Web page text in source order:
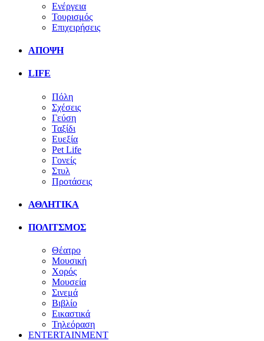
Ενέργεια
Τουρισμός
Επιχειρήσεις
ΑΠΟΨΗ
LIFE
Πόλη
Σχέσεις
Γεύση
Ταξίδι
Ευεξία
Pet Life
Γονείς
Στυλ
Προτάσεις
ΑΘΛΗΤΙΚΑ
ΠΟΛΙΤΣΜΟΣ
Θέατρο
Μουσική
Χορός
Μουσεία
Σινεμά
Βιβλίο
Εικαστικά
Τηλεόραση
ENTERTAINMENT